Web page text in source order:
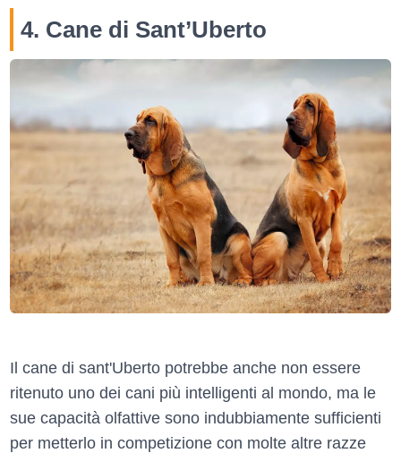
4. Cane di Sant’Uberto
Il cane di sant'Uberto potrebbe anche non essere
ritenuto uno dei cani più intelligenti al mondo, ma le
sue capacità olfattive sono indubbiamente sufficienti
per metterlo in competizione con molte altre razze